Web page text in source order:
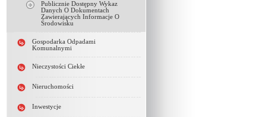
Publicznie Dostępny Wykaz
Danych O Dokumentach
Zawierających Informacje O
Środowisku
Gospodarka Odpadami
Komunalnymi
Nieczystości Ciekłe
Nieruchomości
Inwestycje